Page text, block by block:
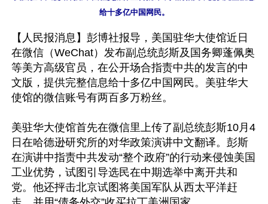
【人民报消息】彭博社报导，美国驻华大使馆近日
在微信（WeChat）发布副总统彭斯及国务卿蓬佩奥
等美方高级官员，在公开场合指责中共的发言的中
文版，提供完整信息给十多亿中国网民。美驻华大
使馆的微信账号有两百多万粉丝。
美驻华大使馆首先在微信里上传了副总统彭斯10月4
日在哈德逊研究所的对华政策演讲中文翻译。彭斯
在演讲中指责中共发动“整个政府”的行动来侵蚀美国
工业优势，试图引导选民在中期选举中离开共和
党。他还抨击北京试图将美国军队从西太平洋赶